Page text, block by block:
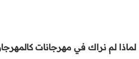
لماذا لم نراك في مهرجانات